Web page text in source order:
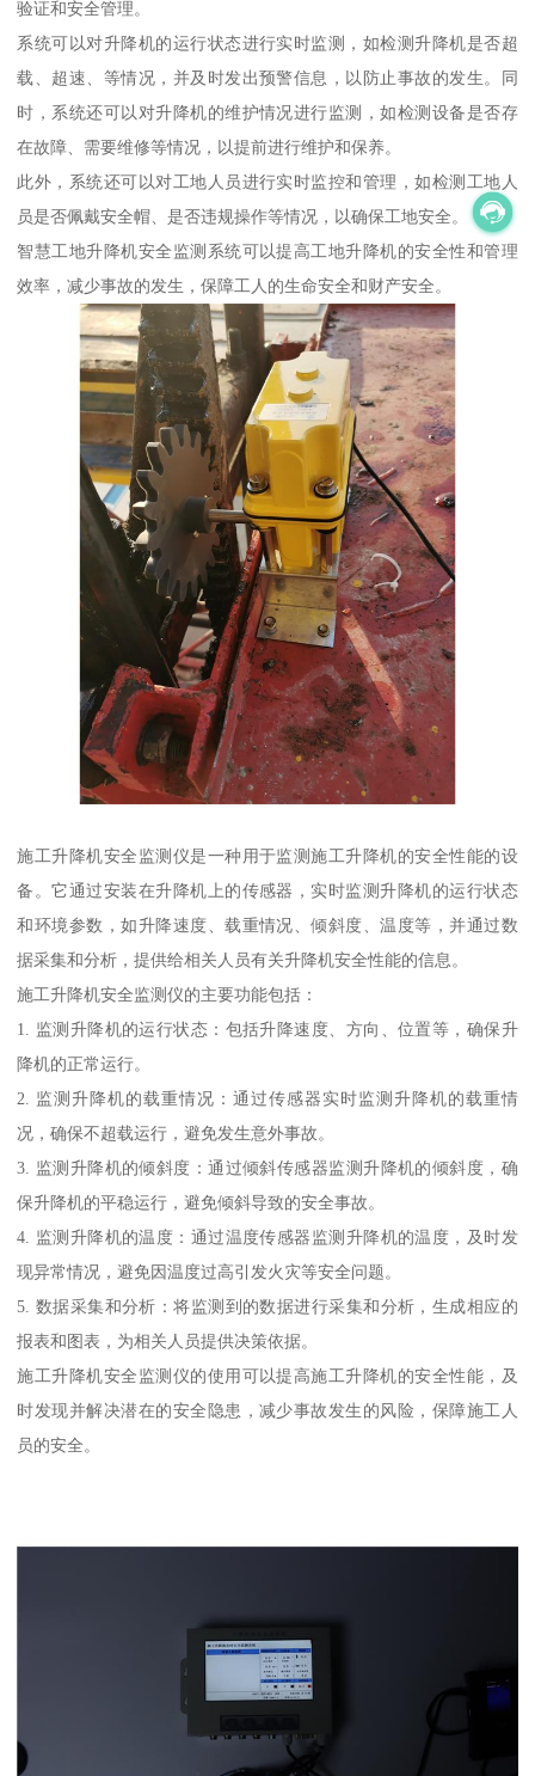
验证和安全管理。
系统可以对升降机的运行状态进行实时监测，如检测升降机是否超
载、超速、等情况，并及时发出预警信息，以防止事故的发生。同
时，系统还可以对升降机的维护情况进行监测，如检测设备是否存
在故障、需要维修等情况，以提前进行维护和保养。
此外，系统还可以对工地人员进行实时监控和管理，如检测工地人
员是否佩戴安全帽、是否违规操作等情况，以确保工地安全。
智慧工地升降机安全监测系统可以提高工地升降机的安全性和管理
效率，减少事故的发生，保障工人的生命安全和财产安全。
施工升降机安全监测仪是一种用于监测施工升降机的安全性能的设
备。它通过安装在升降机上的传感器，实时监测升降机的运行状态
和环境参数，如升降速度、载重情况、倾斜度、温度等，并通过数
据采集和分析，提供给相关人员有关升降机安全性能的信息。
施工升降机安全监测仪的主要功能包括：
1. 监测升降机的运行状态：包括升降速度、方向、位置等，确保升
降机的正常运行。
2. 监测升降机的载重情况：通过传感器实时监测升降机的载重情
况，确保不超载运行，避免发生意外事故。
3. 监测升降机的倾斜度：通过倾斜传感器监测升降机的倾斜度，确
保升降机的平稳运行，避免倾斜导致的安全事故。
4. 监测升降机的温度：通过温度传感器监测升降机的温度，及时发
现异常情况，避免因温度过高引发火灾等安全问题。
5. 数据采集和分析：将监测到的数据进行采集和分析，生成相应的
报表和图表，为相关人员提供决策依据。
施工升降机安全监测仪的使用可以提高施工升降机的安全性能，及
时发现并解决潜在的安全隐患，减少事故发生的风险，保障施工人
员的安全。